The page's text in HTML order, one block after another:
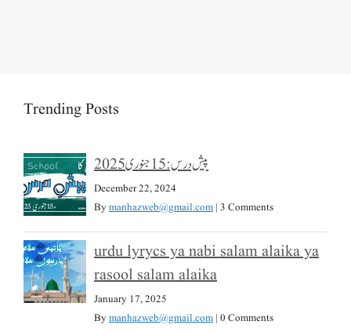
Trending Posts
پیش درس: 15 جنوری 2025
December 22, 2024
Bymanhazweb@gmail.com | 3 Comments
urdu lyrycs ya nabi salam alaika ya
rasool salam alaika
January 17, 2025
Bymanhazweb@gmail.com | 0 Comments